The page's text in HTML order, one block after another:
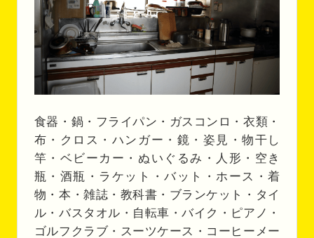
食器・鍋・フライパン・ガスコンロ・衣類・
布・クロス・ハンガー・鏡・姿見・物干し
竿・ベビーカー・ぬいぐるみ・人形・空き
瓶・酒瓶・ラケット・バット・ホース・着
物・本・雑誌・教科書・ブランケット・タイ
ル・バスタオル・自転車・バイク・ピアノ・
ゴルフクラブ・スーツケース・コーヒーメー